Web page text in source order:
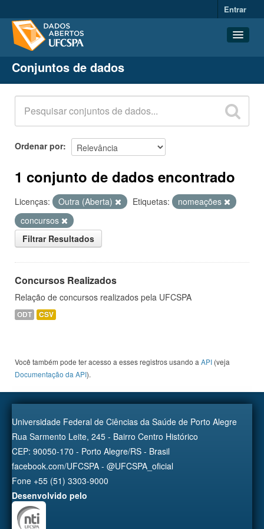
Entrar
Conjuntos de dados
Organizações
Grupos
Sobre
Conjuntos de dados
Ordenar por
1 conjunto de dados encontrado
Licenças: Outra (Aberta) Etiquetas:
nomeações
concursos
Filtrar Resultados
Concursos Realizados
Relação de concursos realizados pela UFCSPA
ODT CSV
Você também pode ter acesso a esses registros usando a API (veja
Documentação da API).
Universidade Federal de Ciências da Saúde de Porto Alegre
Rua Sarmento Leite, 245 - Bairro Centro Histórico
CEP: 90050-170 - Porto Alegre/RS - Brasil
facebook.com/UFCSPA - @UFCSPA_oficial
Fone +55 (51) 3303-9000
Desenvolvido pelo